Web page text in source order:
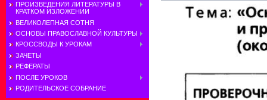
ПРОИЗВЕДЕНИЯ ЛИТЕРАТУРЫ В
КРАТКОМ ИЗЛОЖЕНИИ
ВЕЛИКОЛЕПНАЯ СОТНЯ
ОСНОВЫ ПРАВОСЛАВНОЙ КУЛЬТУРЫ
КРОССВОДЫ К УРОКАМ
ЗАЧЕТЫ
РЕФЕРАТЫ
ПОСЛЕ УРОКОВ
РОДИТЕЛЬСКОЕ СОБРАНИЕ